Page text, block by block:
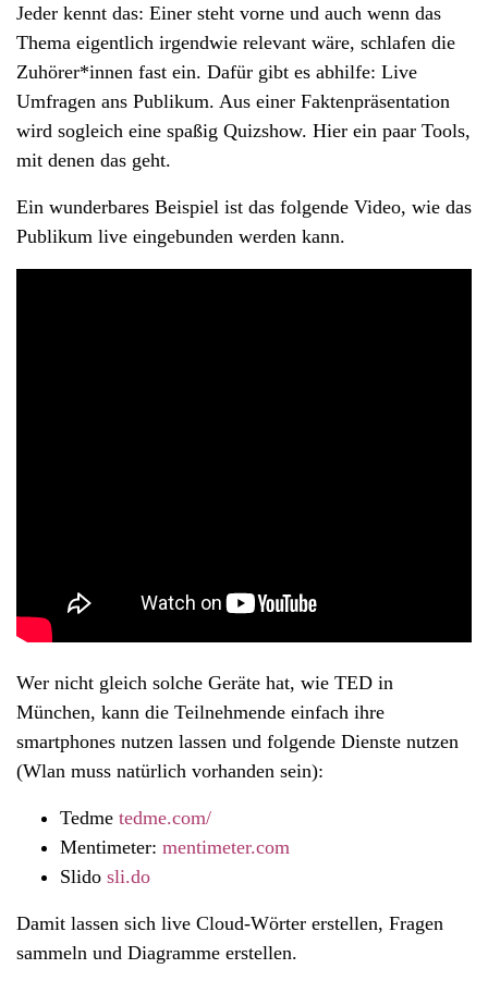
Jeder kennt das: Einer steht vorne und auch wenn das
Thema eigentlich irgendwie relevant wäre, schlafen die
Zuhörer*innen fast ein. Dafür gibt es abhilfe: Live
Umfragen ans Publikum. Aus einer Faktenpräsentation
wird sogleich eine spaßig Quizshow. Hier ein paar Tools,
mit denen das geht.
Ein wunderbares Beispiel ist das folgende Video, wie das
Publikum live eingebunden werden kann.
Wer nicht gleich solche Geräte hat, wie TED in
München, kann die Teilnehmende einfach ihre
smartphones nutzen lassen und folgende Dienste nutzen
(Wlan muss natürlich vorhanden sein):
Tedme tedme.com/
Mentimeter: mentimeter.com
Slido sli.do
Damit lassen sich live Cloud-Wörter erstellen, Fragen
sammeln und Diagramme erstellen.